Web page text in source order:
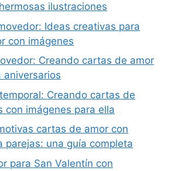
ilustraciones
Ideas creativas para
con imágenes
Creando cartas de amor
aniversarios
Creando cartas de
con imágenes para ella
cartas de amor con
parejas: una guía completa
para San Valentín con